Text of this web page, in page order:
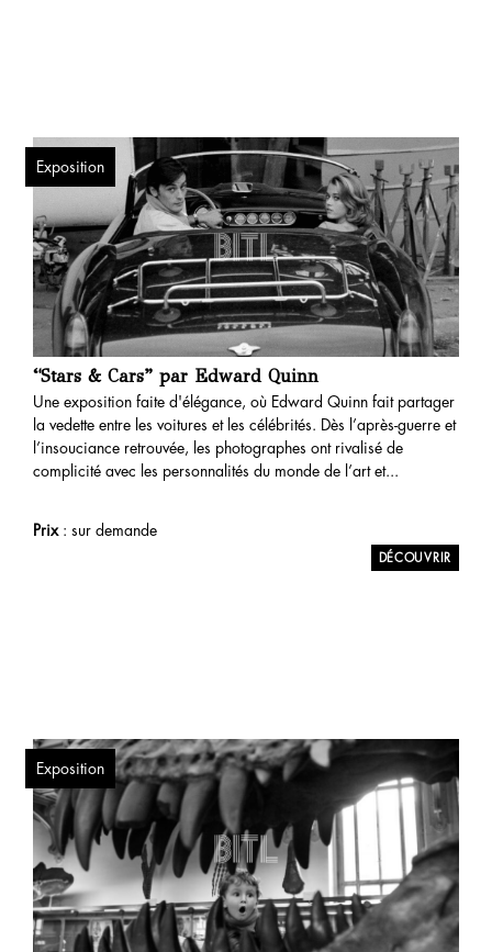
“Stars & Cars” par Edward Quinn
Une exposition faite d'élégance, où Edward Quinn fait partager
la vedette entre les voitures et les célébrités. Dès l’après-guerre et
l’insouciance retrouvée, les photographes ont rivalisé de
complicité avec les personnalités du monde de l’art et...
Prix: sur demande
Exposition
Exposition